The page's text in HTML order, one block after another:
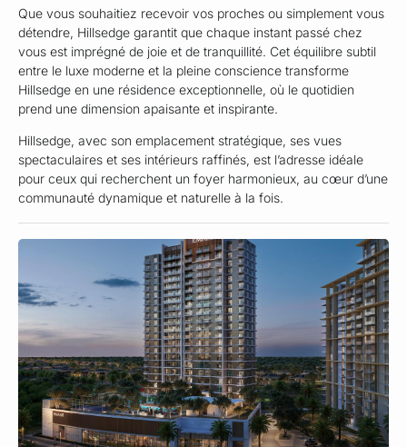
Que vous souhaitiez recevoir vos proches ou simplement vous
détendre, Hillsedge garantit que chaque instant passé chez
vous est imprégné de joie et de tranquillité. Cet équilibre subtil
entre le luxe moderne et la pleine conscience transforme
Hillsedge en une résidence exceptionnelle, où le quotidien
prend une dimension apaisante et inspirante.
Hillsedge, avec son emplacement stratégique, ses vues
spectaculaires et ses intérieurs raffinés, est l’adresse idéale
pour ceux qui recherchent un foyer harmonieux, au cœur d’une
communauté dynamique et naturelle à la fois.